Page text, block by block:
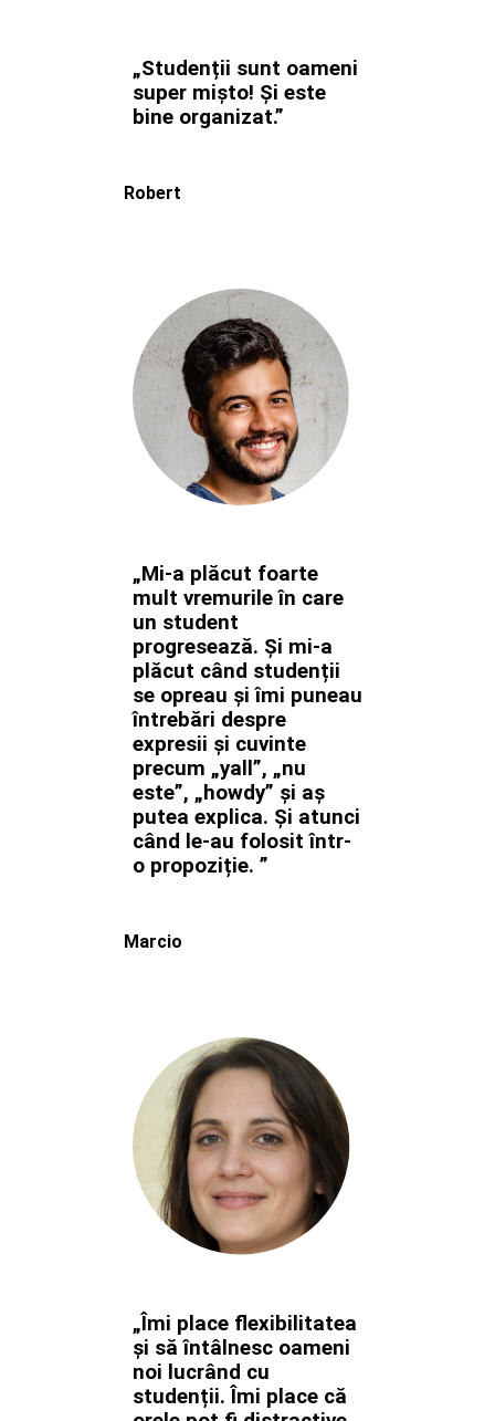
„Studenții sunt oameni
super mișto! Și este
bine organizat.”
Robert
„Mi-a plăcut foarte
mult vremurile în care
un student
progresează. Și mi-a
plăcut când studenții
se opreau și îmi puneau
întrebări despre
expresii și cuvinte
precum „yall”, „nu
este”, „howdy” și aș
putea explica. Și atunci
când le-au folosit într-
o propoziție. ”
Marcio
„Îmi place flexibilitatea
și să întâlnesc oameni
noi lucrând cu
studenții. Îmi place că